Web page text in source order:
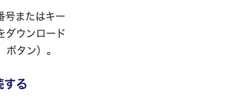
またはキー
ダウンロード
タン）。
する